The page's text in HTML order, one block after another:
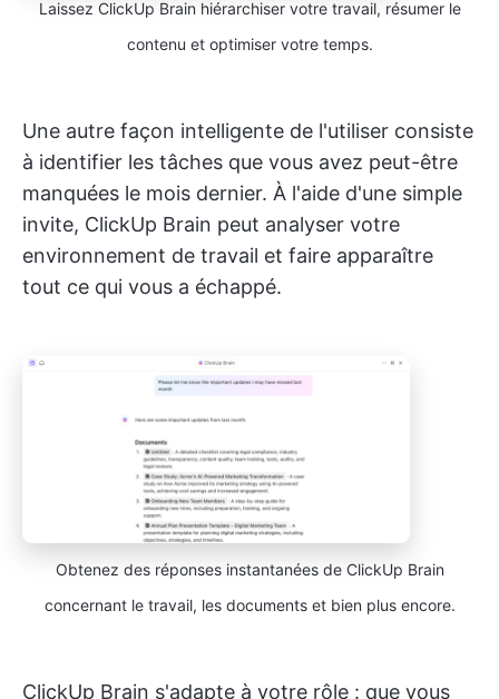
Laissez ClickUp Brain hiérarchiser votre travail, résumer le
contenu et optimiser votre temps.
Une autre façon intelligente de l'utiliser consiste
à identifier les tâches que vous avez peut-être
manquées le mois dernier. À l'aide d'une simple
invite, ClickUp Brain peut analyser votre
environnement de travail et faire apparaître
tout ce qui vous a échappé.
Obtenez des réponses instantanées de ClickUp Brain
concernant le travail, les documents et bien plus encore.
ClickUp Brain s'adapte à votre rôle : que vous